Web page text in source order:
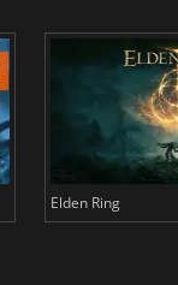
Elden Ring